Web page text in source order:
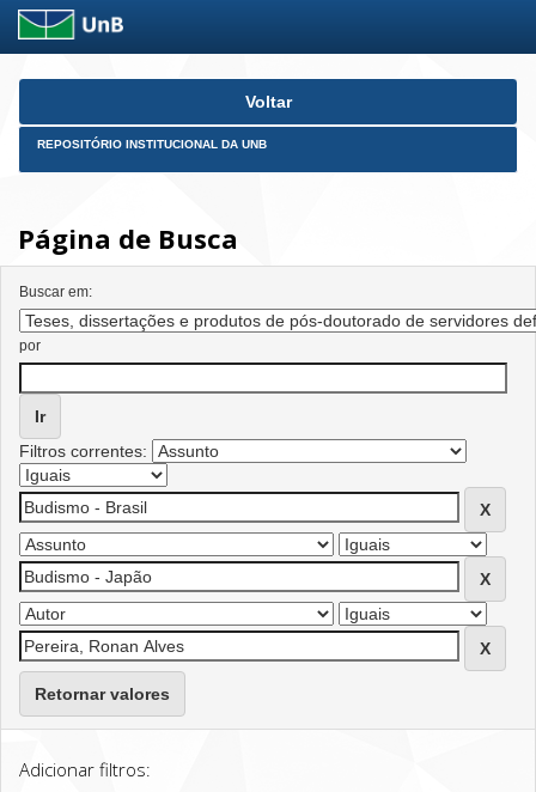
Skip
Voltar
REPOSITÓRIO INSTITUCIONAL DA UNB
Página de Busca
Buscar em:
por
Filtros correntes:
Retornar valores
Adicionar filtros: